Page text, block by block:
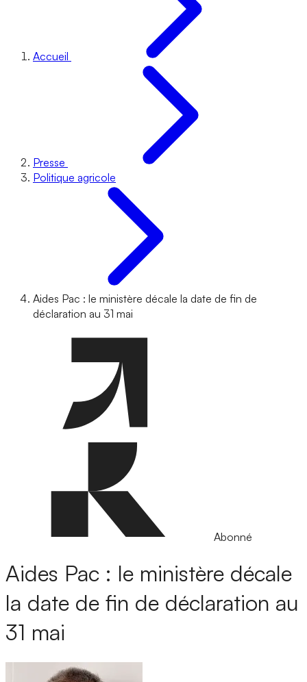
Accueil
Presse
Politique agricole
Aides Pac : le ministère décale la date de fin de
déclaration au 31 mai
Abonné
Aides Pac : le ministère décale
la date de fin de déclaration au
31 mai